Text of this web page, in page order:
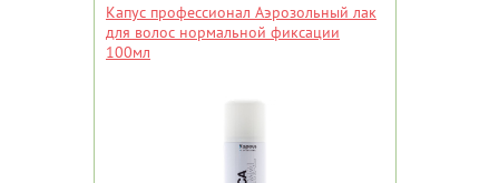
Капус профессионал Аэрозольный лак
для волос нормальной фиксации
100мл